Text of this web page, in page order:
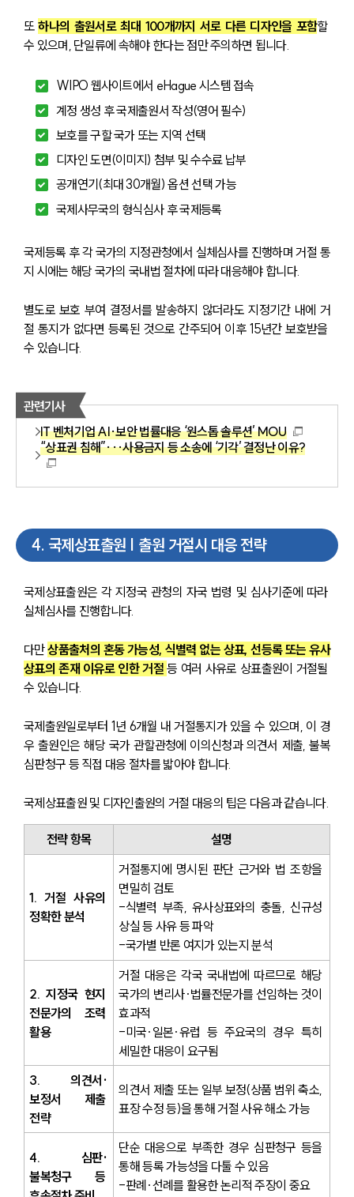
또 하나의 출원서로 최대 100개까지 서로 다른 디자인을 포함할
수 있으며, 단일류에 속해야 한다는 점만 주의하면 됩니다.
WIPO 웹사이트에서 eHague 시스템 접속
계정 생성 후 국제출원서 작성(영어 필수)
보호를 구할 국가 또는 지역 선택
디자인 도면(이미지) 첨부 및 수수료 납부
공개연기(최대 30개월) 옵션 선택 가능
국제사무국의 형식심사 후 국제등록
국제등록 후 각 국가의 지정관청에서 실체심사를 진행하며 거절 통
지 시에는 해당 국가의 국내법 절차에 따라 대응해야 합니다.
별도로 보호 부여 결정서를 발송하지 않더라도 지정기간 내에 거
절 통지가 없다면 등록된 것으로 간주되어 이후 15년간 보호받을
수 있습니다.
관련기사
IT 벤처기업 AI·보안 법률대응 ‘원스톱 솔루션’ MOU
“상표권 침해”···사용금지 등 소송에 ‘기각’ 결정난 이유?
4. 국제상표출원 | 출원 거절시 대응 전략
국제상표출원은 각 지정국 관청의 자국 법령 및 심사기준에 따라
실체심사를 진행합니다.
다만 상품출처의 혼동 가능성, 식별력 없는 상표, 선등록 또는 유사
상표의 존재 이유로 인한 거절 등 여러 사유로 상표출원이 거절될
수 있습니다.
국제출원일로부터 1년 6개월 내 거절통지가 있을 수 있으며, 이 경
우 출원인은 해당 국가 관할관청에 이의신청과 의견서 제출, 불복
심판청구 등 직접 대응 절차를 밟아야 합니다.
국제상표출원 및 디자인출원의 거절 대응의 팁은 다음과 같습니다.
전략 항목 설명
1. 거절 사유의
정확한 분석
거절통지에 명시된 판단 근거와 법 조항을
면밀히 검토
-식별력 부족, 유사상표와의 충돌, 신규성
상실 등 사유 등 파악
-국가별 반론 여지가 있는지 분석
2. 지정국 현지
전문가의 조력
활용
거절 대응은 각국 국내법에 따르므로 해당
국가의 변리사·법률전문가를 선임하는 것이
효과적
-미국·일본·유럽 등 주요국의 경우 특히
세밀한 대응이 요구됨
3. 의견서·
보정서 제출
전략
의견서 제출 또는 일부 보정(상품 범위 축소,
표장 수정 등)을 통해 거절 사유 해소 가능
4. 심판·
불복청구 등
단순 대응으로 부족한 경우 심판청구 등을
통해 등록 가능성을 다툴 수 있음
-판례·선례를 활용한 논리적 주장이 중요